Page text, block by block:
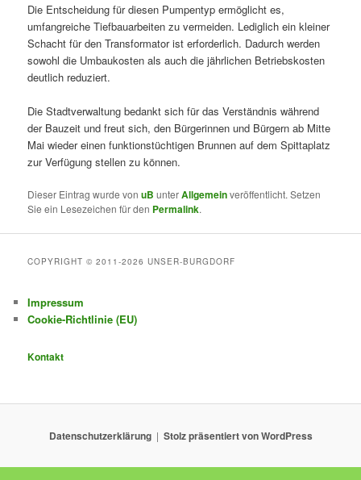
Die Entscheidung für diesen Pumpentyp ermöglicht es,
umfangreiche Tiefbauarbeiten zu vermeiden. Lediglich ein kleiner
Schacht für den Transformator ist erforderlich. Dadurch werden
sowohl die Umbaukosten als auch die jährlichen Betriebskosten
deutlich reduziert.
Die Stadtverwaltung bedankt sich für das Verständnis während
der Bauzeit und freut sich, den Bürgerinnen und Bürgern ab Mitte
Mai wieder einen funktionstüchtigen Brunnen auf dem Spittaplatz
zur Verfügung stellen zu können.
Dieser Eintrag wurde vonuB unterAllgemeinveröffentlicht. Setzen
Sie ein Lesezeichen für den Permalink.
COPYRIGHT © 2011-2026 UNSER-BURGDORF
Impressum
Cookie-Richtlinie (EU)
Kontakt
Datenschutzerklärung Stolz präsentiert von WordPress